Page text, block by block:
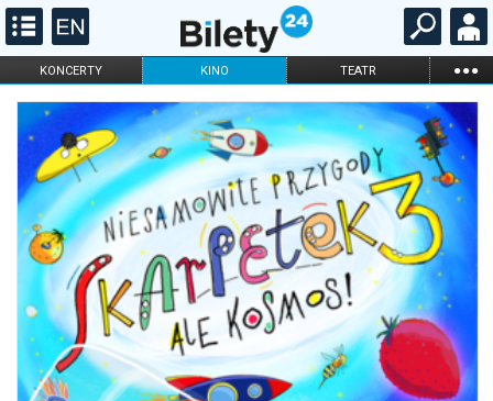
KONCERTY KINO TEATR ...
FILHARMONIA OPERA I BALET
STAND-UP
DLA DZIECI
ONLINE KARNETY